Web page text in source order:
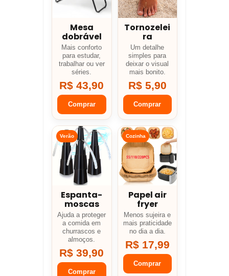
Mesa
dobrável
Mais conforto
para estudar,
trabalhar ou ver
séries.
R$ 43,90
Comprar
Tornozelei
ra
Um detalhe
simples para
deixar o visual
mais bonito.
R$ 5,90
Comprar
Verão
Espanta-
moscas
Ajuda a proteger
a comida em
churrascos e
almoços.
R$ 39,90
Comprar
Cozinha
Papel air
fryer
Menos sujeira e
mais praticidade
no dia a dia.
R$ 17,99
Comprar